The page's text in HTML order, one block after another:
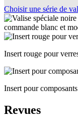
Choisir une série de
Insert rouge pour
Insert pour
Revues